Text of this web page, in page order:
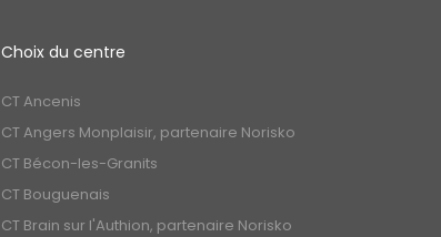
Choix du centre
CT Ancenis
CT Angers Monplaisir, partenaire Norisko
CT Bécon-les-Granits
CT Bouguenais
CT Brain sur l'Authion, partenaire Norisko